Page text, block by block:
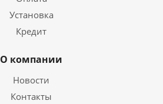
Установка
Кредит
О компании
Новости
Контакты